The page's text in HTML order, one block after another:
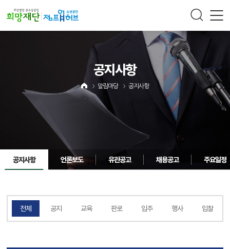
공지사항
알림마당 공지사항
공지사항 언론보도 유관공고 채용공고 주요일정
전체 공지 교육 판로 입주 행사 입찰